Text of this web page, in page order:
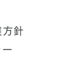
式会社
ービス株式会社
ポート株式会社
方針